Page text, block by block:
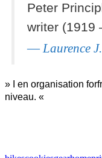
Peter
writer(1919
Laurence
» I en organisation
niveau. «